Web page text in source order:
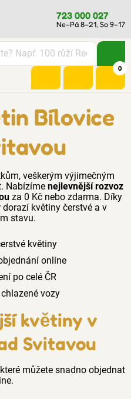
723 000 027
Ne–Pá 8–21, So 9–17
0
Bílovice
veškerým výjimečným
Nabízíme nejlevnější rozvoz
za 0 Kč nebo zdarma. Díky
dorazí květiny čerstvé a v
stavu.
květiny
online
po celé ČR
vozy
květiny v
Svitavou
můžete snadno objednat